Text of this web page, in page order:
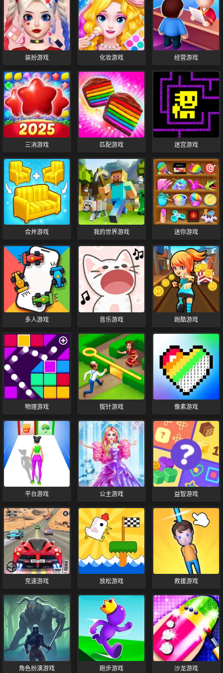
装扮游戏 化妆游戏 经营游戏
三消游戏 匹配游戏 迷宫游戏
合并游戏 我的世界游戏 迷你游戏
多人游戏 音乐游戏 跑酷游戏
物理游戏 拔针游戏 像素游戏
平台游戏 公主游戏 益智游戏
竞速游戏 放松游戏 救援游戏
角色扮演游戏 跑步游戏 沙龙游戏